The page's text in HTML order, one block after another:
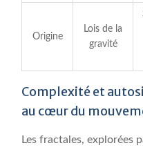
Origine
Lois de la
gravité
Complexité et
au cœur du
Les fractales, explorées